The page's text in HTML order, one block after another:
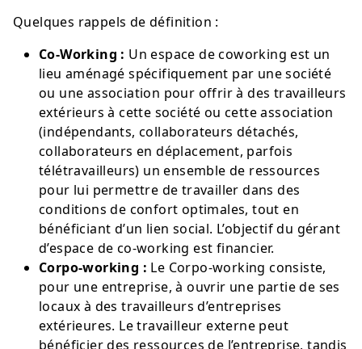
Quelques rappels de définition :
Co-Working : Un espace de coworking est un
lieu aménagé spécifiquement par une société
ou une association pour offrir à des travailleurs
extérieurs à cette société ou cette association
(indépendants, collaborateurs détachés,
collaborateurs en déplacement, parfois
télétravailleurs) un ensemble de ressources
pour lui permettre de travailler dans des
conditions de confort optimales, tout en
bénéficiant d’un lien social. L’objectif du gérant
d’espace de co-working est financier.
Corpo-working : Le Corpo-working consiste,
pour une entreprise, à ouvrir une partie de ses
locaux à des travailleurs d’entreprises
extérieures. Le travailleur externe peut
bénéficier des ressources de l’entreprise, tandis